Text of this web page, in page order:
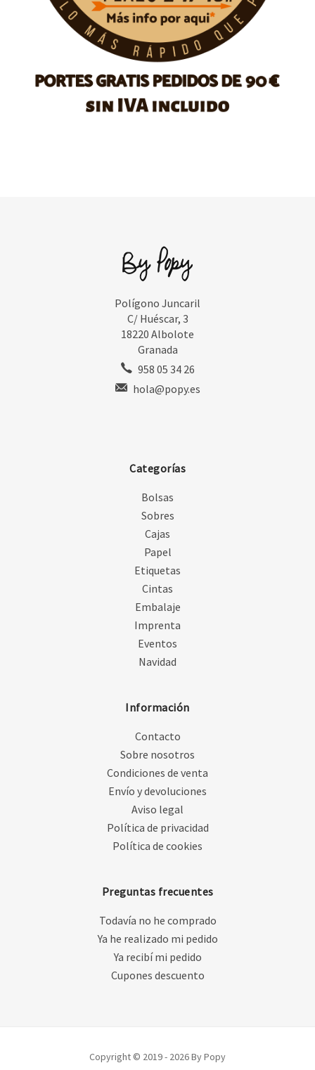
Polígono Juncaril
C/ Huéscar, 3
18220 Albolote
Granada
958 05 34 26
hola@popy.es
Categorías
Bolsas
Sobres
Cajas
Papel
Etiquetas
Cintas
Embalaje
Imprenta
Eventos
Navidad
Información
Contacto
Sobre nosotros
Condiciones de venta
Envío y devoluciones
Aviso legal
Política de privacidad
Política de cookies
Preguntas frecuentes
Todavía no he comprado
Ya he realizado mi pedido
Ya recibí mi pedido
Cupones descuento
Copyright © 2019 - 2026 By Popy